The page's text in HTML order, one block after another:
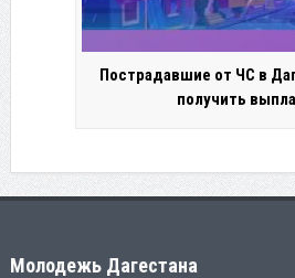
Пострадавшие от ЧС в
получить
Молодежь Дагестана